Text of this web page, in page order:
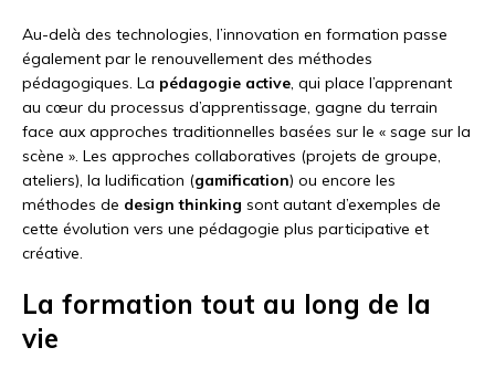
Au-delà des technologies, l’innovation en formation passe
également par le renouvellement des méthodes
pédagogiques. La pédagogie active, qui place l’apprenant
au cœur du processus d’apprentissage, gagne du terrain
face aux approches traditionnelles basées sur le « sage sur la
scène ». Les approches collaboratives (projets de groupe,
ateliers), la ludification (gamification) ou encore les
méthodes de design thinking sont autant d’exemples de
cette évolution vers une pédagogie plus participative et
créative.
La formation tout au long de la
vie